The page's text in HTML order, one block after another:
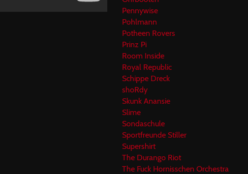
Pennywise
Pohlmann
Potheen Rovers
Prinz Pi
Room Inside
Royal Republic
Schippe Dreck
shoRdy
Skunk Anansie
Slime
Sondaschule
Sportfreunde Stiller
Supershirt
The Durango Riot
The Fuck Hornisschen Orchestra